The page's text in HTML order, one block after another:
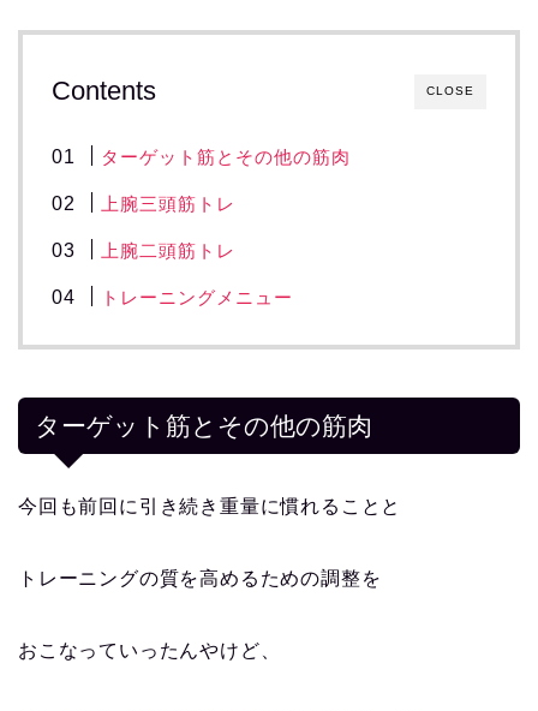
CLOSE
Contents
ターゲット筋とその他の筋肉
上腕三頭筋トレ
上腕二頭筋トレ
トレーニングメニュー
ターゲット筋とその他の筋肉
今回も前回に引き続き重量に慣れることと
トレーニングの質を高めるための調整を
おこなっていったんやけど、